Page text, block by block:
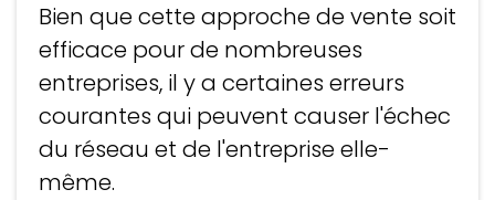
Bien que cette approche de vente soit
efficace pour de nombreuses
entreprises, il y a certaines erreurs
courantes qui peuvent causer l'échec
du réseau et de l'entreprise elle-
même.